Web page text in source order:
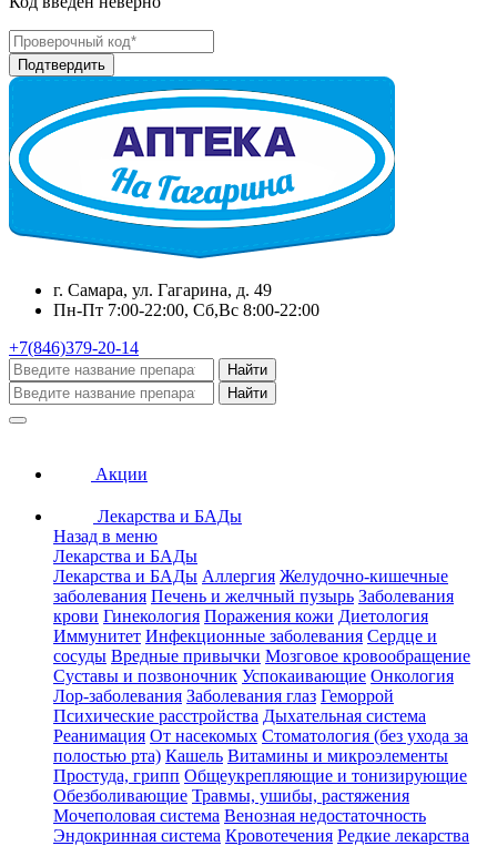
г. Самара, ул. Гагарина, д. 49
Пн-Пт 7:00-22:00, Сб,Вс 8:00-22:00
+7(846)379-20-14
Найти
Найти
Акции
Лекарства и БАДы
Назад в меню
Лекарства и БАДы
Лекарства и БАДы Аллергия Желудочно-кишечные
заболевания Печень и желчный пузырь Заболевания
крови Гинекология Поражения кожи Диетология
Иммунитет Инфекционные заболевания Сердце и
сосуды Вредные привычки Мозговое кровообращение
Суставы и позвоночник Успокаивающие Онкология
Лор-заболевания Заболевания глаз Геморрой
Психические расстройства Дыхательная система
Реанимация От насекомых Стоматология (без ухода за
полостью рта) Кашель Витамины и микроэлементы
Простуда, грипп Общеукрепляющие и тонизирующие
Обезболивающие Травмы, ушибы, растяжения
Мочеполовая система Венозная недостаточность
Эндокринная система Кровотечения Редкие лекарства